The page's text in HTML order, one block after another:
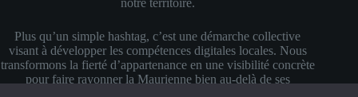
notre territoire.
Plus qu’un simple hashtag, c’est une démarche collective
visant à développer les compétences digitales locales. Nous
transformons la fierté d’appartenance en une visibilité concrète
pour faire rayonner la Maurienne bien au-delà de ses